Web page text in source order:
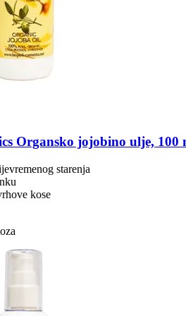
Organsko jojobino ulje, 100
starenja
kose